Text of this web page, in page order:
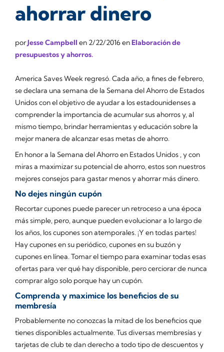
ahorrar dinero
porJesse Campbell en 2/22/2016enElaboración de
presupuestos y ahorros.
America Saves Week regresó. Cada año, a fines de febrero,
se declara una semana de la Semana del Ahorro de Estados
Unidoscon el objetivo de ayudar a los estadounidenses a
comprender la importancia de acumular sus ahorros y, al
mismo tiempo, brindar herramientas y educación sobre la
mejor manera de alcanzar esas metas de ahorro.
En honor a la Semana del Ahorro en Estados Unidos , y con
miras a maximizar su potencial de ahorro, estos son nuestros
mejores consejos para gastar menos y ahorrar más dinero.
No dejes ningún cupón
Recortar cupones puede parecer un retroceso a una época
más simple, pero, aunque pueden evolucionar a lo largo de
los años, los cupones son atemporales. ¡Y en todas partes!
Hay cupones en su periódico, cupones en su buzón y
cupones en línea. Tomar el tiempo para examinar todas esas
ofertas para ver qué hay disponible, pero cerciorar de nunca
comprar algo solo porque hay un cupón.
Comprenda y maximice los beneficios de su
membresía
Probablemente no conozcas la mitad de los beneficios que
tienes disponibles actualmente. Tus diversas membresías y
tarjetas de club te dan derecho a todo tipo de descuentos y